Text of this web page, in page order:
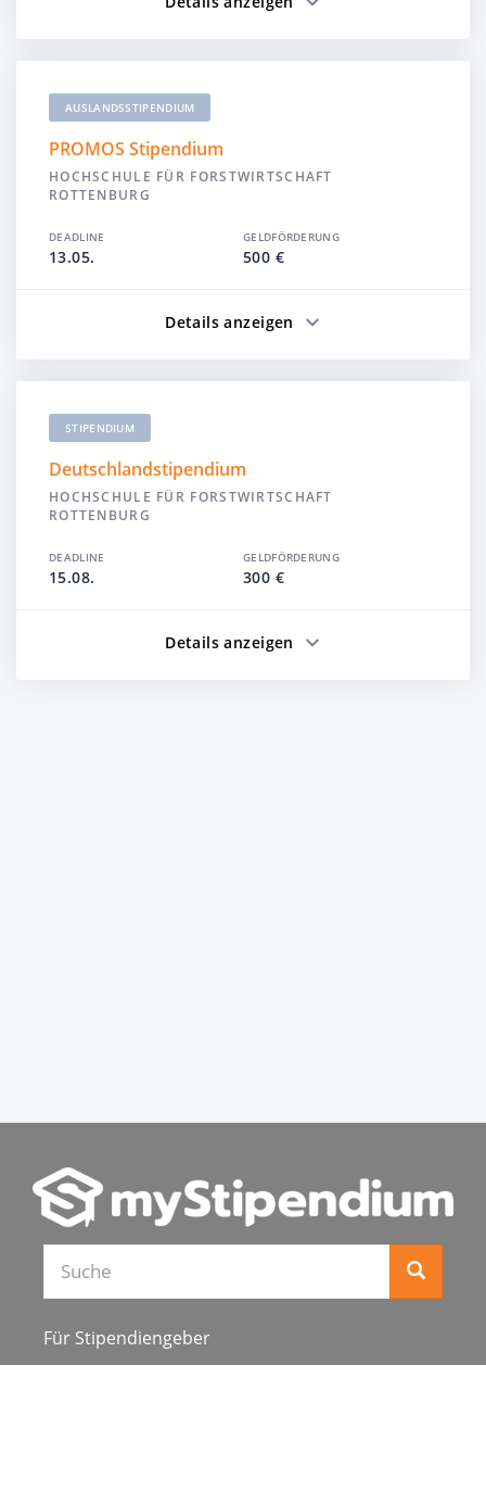
AUSLANDSSTIPENDIUM
PROMOS Stipendium
HOCHSCHULE FÜR FORSTWIRTSCHAFT
ROTTENBURG
DEADLINE
13.05.
GELDFÖRDERUNG
500 €
Details anzeigen
STIPENDIUM
Deutschlandstipendium
HOCHSCHULE FÜR FORSTWIRTSCHAFT
ROTTENBURG
DEADLINE
15.08.
GELDFÖRDERUNG
300 €
Details anzeigen
Für Stipendiengeber
Stipendienverzeichnis